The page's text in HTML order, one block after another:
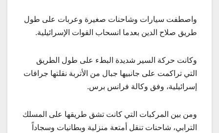
واصطفت سيارات وشاحنات صغيرة وعربات على طول
طريق صلاح الدين بعدما انسحاب القوات الإسرائيلية.
وكانت حركة السير شديدة البطء على طول الطريق
التي تراكمت على جانبيها جبال من الأتربة نقلتها جرافات
إسرائيلية، وفق وكالة فرانس برس.
ومن بين المركبات التي كانت تشق طريقها على المسلك
الترابي، شاحنات تنقل أمتعة منزلية وبطانيات وسجاداً